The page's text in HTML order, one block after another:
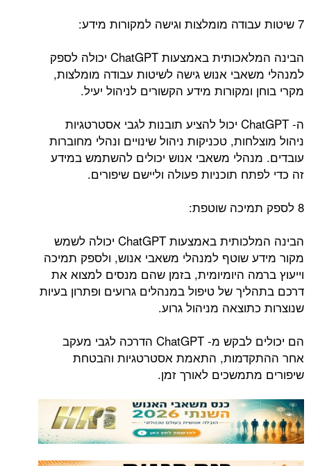
7 שיטות עבודה מומלצות וגישה למקורות מידע:
הבינה המלאכותית באמצעות ChatGPT יכולה לספק
למנהלי משאבי אנוש גישה לשיטות עבודה מומלצות,
מקרי בוחן ומקורות מידע הקשורים לניהול יעיל.
ה- ChatGPT יכול להציע תובנות לגבי אסטרטגיות
ניהול מוצלחות, טכניקות ניהול שינויים ונהלי מחוברות
עובדים. מנהלי משאבי אנוש יכולים להשתמש במידע
זה כדי לפתח תוכניות פעולה וליישם שיפורים.
8 לספק תמיכה שוטפת:
הבינה המלכותית באמצעות ChatGPT יכולה לשמש
מקור מידע שוטף למנהלי משאבי אנוש, ולספק תמיכה
וייעוץ ברמה היומיומית, בזמן שהם מנסים למצוא את
דרכם בתהליך של טיפול במנהלים גרועים ופתרון בעיות
שנוצרות כתוצאה מניהול גרוע.
הם יכולים לבקש מ- ChatGPT הדרכה לגבי מעקב
אחר ההתקדמות, התאמת אסטרטגיות והבטחת
שיפורים מתמשכים לאורך זמן.